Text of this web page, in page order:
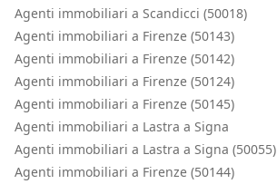
Agenti immobiliari a Scandicci (50018)
Agenti immobiliari a Firenze (50143)
Agenti immobiliari a Firenze (50142)
Agenti immobiliari a Firenze (50124)
Agenti immobiliari a Firenze (50145)
Agenti immobiliari a Lastra a Signa
Agenti immobiliari a Lastra a Signa (50055)
Agenti immobiliari a Firenze (50144)